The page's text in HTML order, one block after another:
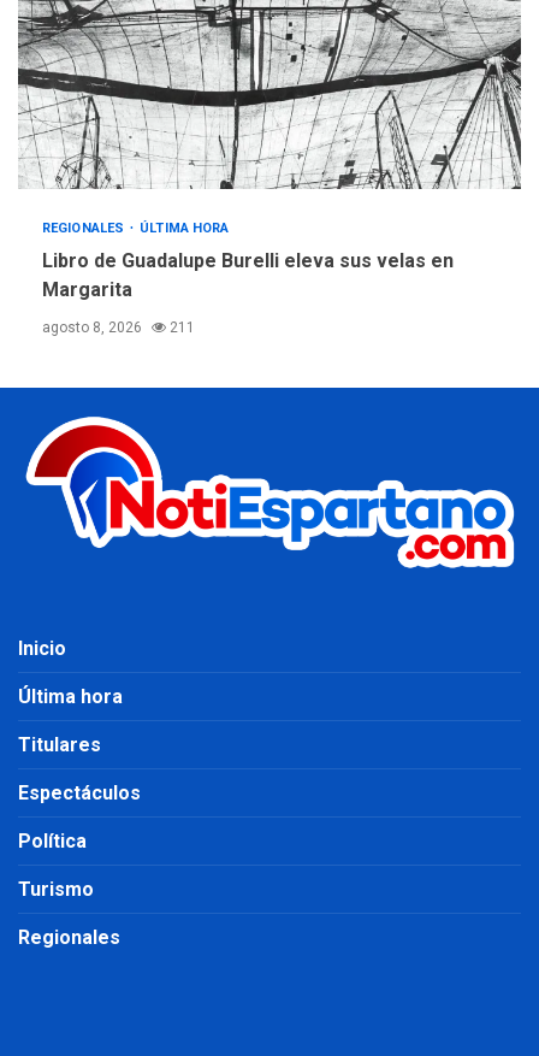
REGIONALES ÚLTIMA HORA
Libro de Guadalupe Burelli eleva sus velas en
Margarita
agosto 8, 2026 211
Inicio
Última hora
Titulares
Espectáculos
Política
Turismo
Regionales